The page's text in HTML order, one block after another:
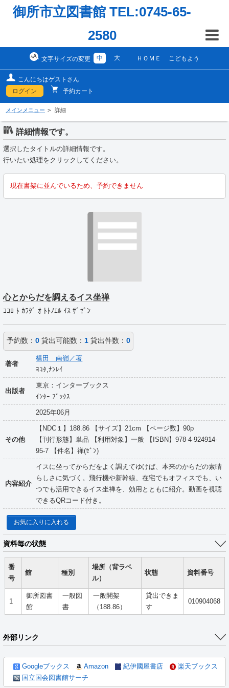
御所市立図書館 TEL:0745-65-
2580
文字サイズの変更 中 大 ＨＯＭＥ こどもよう
こんにちはゲストさん
ログイン
予約カート
メインメニュー 詳細
詳細情報です。
選択したタイトルの詳細情報です。
行いたい処理をクリックしてください。
現在書架に並んでいるため、予約できません
心とからだを調えるイス坐禅
ｺｺﾛ ﾄ ｶﾗﾀﾞ ｵ ﾄﾄﾉｴﾙ ｲｽ ｻﾞｾﾞﾝ
予約数： 0貸出可能数： 1貸出件数： 0
著者
横田 南嶺／著
ﾖｺﾀ,ﾅﾝﾚｲ
出版者
東京：インターブックス
ｲﾝﾀｰ ﾌﾞｯｸｽ
2025年06月
その他
【NDC１】188.86 【サイズ】21cm 【ページ数】90p
【刊行形態】単品 【利用対象】一般 【ISBN】978-4-924914-
95-7 【件名】禅(ｾﾞﾝ)
内容紹介
イスに坐ってからだをよく調えてゆけば、本来のからだの素晴
らしさに気づく。飛行機や新幹線、在宅でもオフィスでも、い
つでも活用できるイス坐禅を、効用とともに紹介。動画を視聴
できるQRコード付き。
お気に入りに入れる
資料毎の状態
番
号
館 種別
場所（背ラベ
ル）
状態 資料番号
1
御所図書
館
一般図
書
一般開架
（188.86）
貸出できま
す
010904068
外部リンク
Googleブックス Amazon 紀伊國屋書店
楽天ブックス
国立国会図書館サーチ